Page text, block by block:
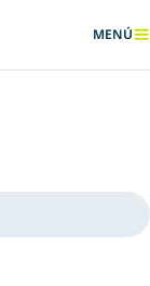
MENÚ